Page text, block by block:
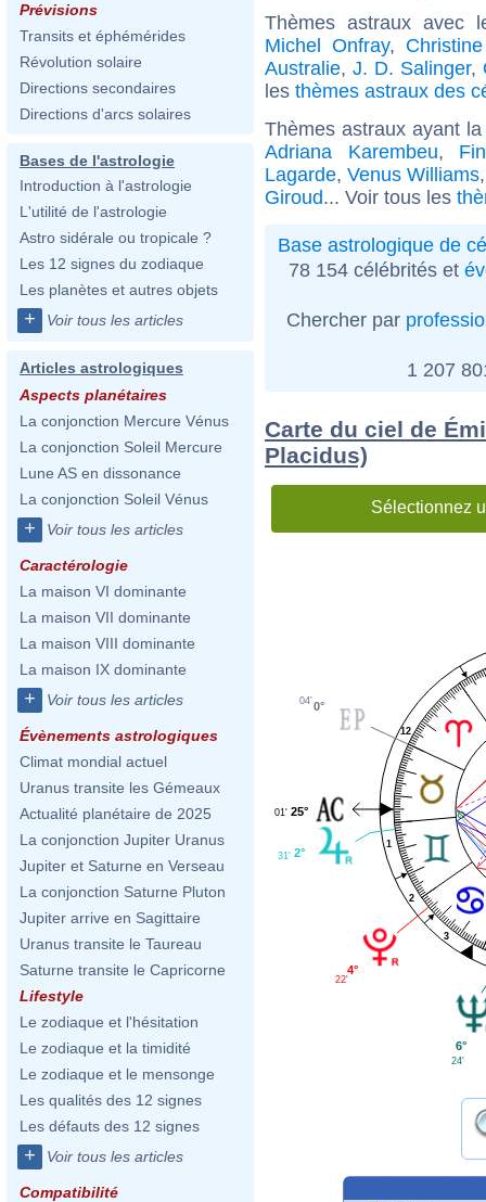
Prévisions
Transits et éphémérides
Révolution solaire
Directions secondaires
Directions d'arcs solaires
Bases de l'astrologie
Introduction à l'astrologie
L'utilité de l'astrologie
Astro sidérale ou tropicale ?
Les 12 signes du zodiaque
Les planètes et autres objets
+ Voir tous les articles
Articles astrologiques
Aspects planétaires
La conjonction Mercure Vénus
La conjonction Soleil Mercure
Lune AS en dissonance
La conjonction Soleil Vénus
+ Voir tous les articles
Caractérologie
La maison VI dominante
La maison VII dominante
La maison VIII dominante
La maison IX dominante
+ Voir tous les articles
Évènements astrologiques
Climat mondial actuel
Uranus transite les Gémeaux
Actualité planétaire de 2025
La conjonction Jupiter Uranus
Jupiter et Saturne en Verseau
La conjonction Saturne Pluton
Jupiter arrive en Sagittaire
Uranus transite le Taureau
Saturne transite le Capricorne
Lifestyle
Le zodiaque et l'hésitation
Le zodiaque et la timidité
Le zodiaque et le mensonge
Les qualités des 12 signes
Les défauts des 12 signes
+ Voir tous les articles
Compatibilité
Thèmes astraux avec
Michel Onfray,
Australie, J. D. Salinger,
les thèmes astraux des
Thèmes astraux ayant
Adriana Karembeu,
Lagarde,Venus Williams
Giroud... Voir tous les
Base astrologique de
78 154 célébrités et
Chercher par
1 207
Carte du ciel de
Placidus)
Sélectionnez
1
2
3
12
0°
04'
25°
01'
2°
31'
4°
22'
6°
24'